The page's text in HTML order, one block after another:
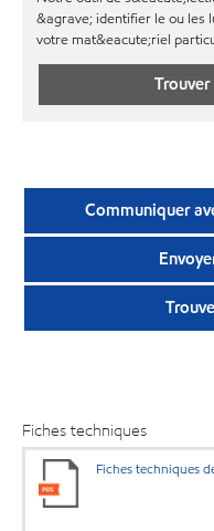
&agrave; identifier le ou les
votre mat&eacute;riel
Communiquer
Fiches techniques
Fiches techniques